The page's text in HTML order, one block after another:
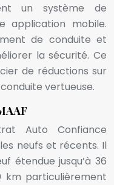
un système de
application mobile.
de conduite et
la sécurité. Ce
de réductions sur
vertueuse.
Auto Confiance
neufs et récents. Il
étendue jusqu’à 36
km particulièrement